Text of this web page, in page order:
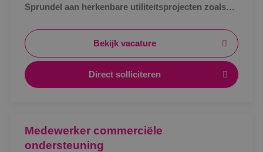
Sprundel aan herkenbare utiliteitsprojecten zoals
zichtbaar resultaat en korte lijnen.
Bekijk vacature
Direct solliciteren
Medewerker commerciële
ondersteuning